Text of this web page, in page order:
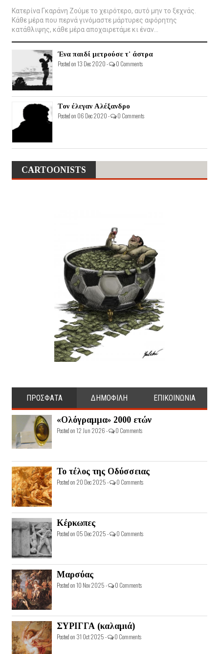
Κατερίνα Γκαράνη Ζούμε το χειρότερο, αυτό μην το ξεχνάς.
Κάθε μέρα που περνά γινόμαστε μάρτυρες αφόρητης
κατάθλιψης, κάθε μέρα αποχαιρετάμε κι έναν...
Ένα παιδί μετρούσε τ' άστρα
Posted on 13 Dec 2020 - 0 Comments
Τον έλεγαν Αλέξανδρο
Posted on 06 Dec 2020 - 0 Comments
CARTOONISTS
ΠΡΟΣΦΑΤΑ ΔΗΜΟΦΙΛΗ ΕΠΙΚΟΙΝΩΝΙΑ
«Ολόγραμμα» 2000 ετών
Posted on 12 Jun 2026 - 0 Comments
Το τέλος της Οδύσσειας
Posted on 20 Dec 2025 - 0 Comments
Κέρκωπες
Posted on 05 Dec 2025 - 0 Comments
Μαρσύας
Posted on 10 Nov 2025 - 0 Comments
ΣΥΡΙΓΓΑ (καλαμιά)
Posted on 31 Oct 2025 - 0 Comments